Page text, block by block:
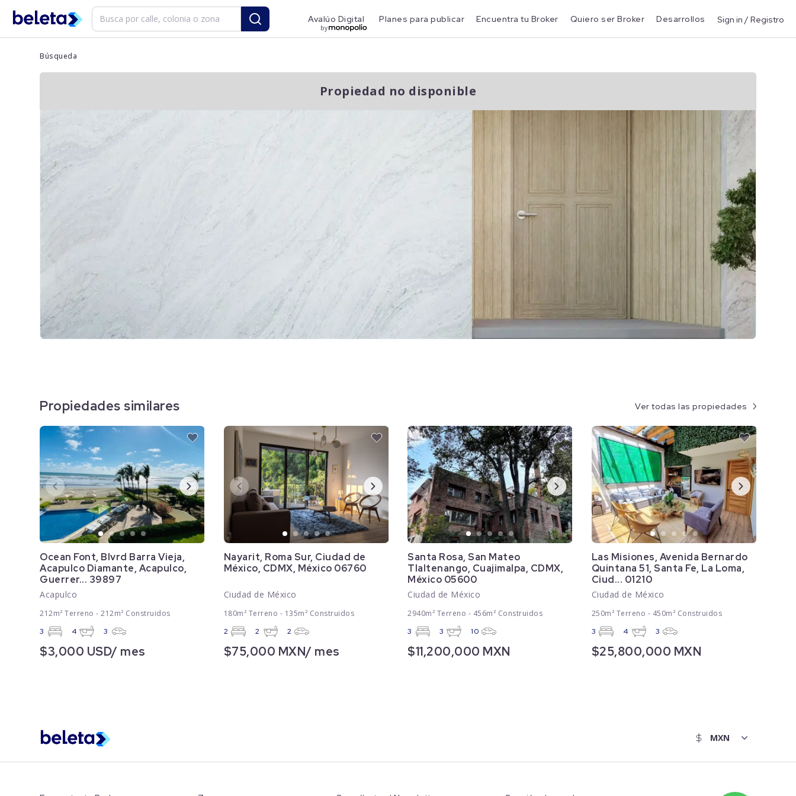
Avalúo Digital
by
Planes para publicar Encuentra tu Broker Quiero ser Broker Desarrollos Sign in / Registro
Búsqueda
Propiedad no disponible
Propiedades similares
Ocean Font, Blvrd Barra Vieja,
Acapulco Diamante, Acapulco,
Guerrer... 39897
Acapulco
212m² Terreno - 212m² Construidos
3 4 3
$3,000 USD/ mes
Nayarit, Roma Sur, Ciudad de
México, CDMX, México 06760
Ciudad de México
180m² Terreno - 135m² Construidos
2 2 2
$75,000 MXN/ mes
Santa Rosa, San Mateo
Tlaltenango, Cuajimalpa, CDMX,
México 05600
Ciudad de México
2940m² Terreno - 456m² Construidos
3 3 10
$11,200,000 MXN
Las Misiones, Avenida Bernardo
Quintana 51, Santa Fe, La Loma,
Ciud... 01210
Ciudad de México
250m² Terreno - 450m² Construidos
3 4 3
$25,800,000 MXN
Ver todas las propiedades